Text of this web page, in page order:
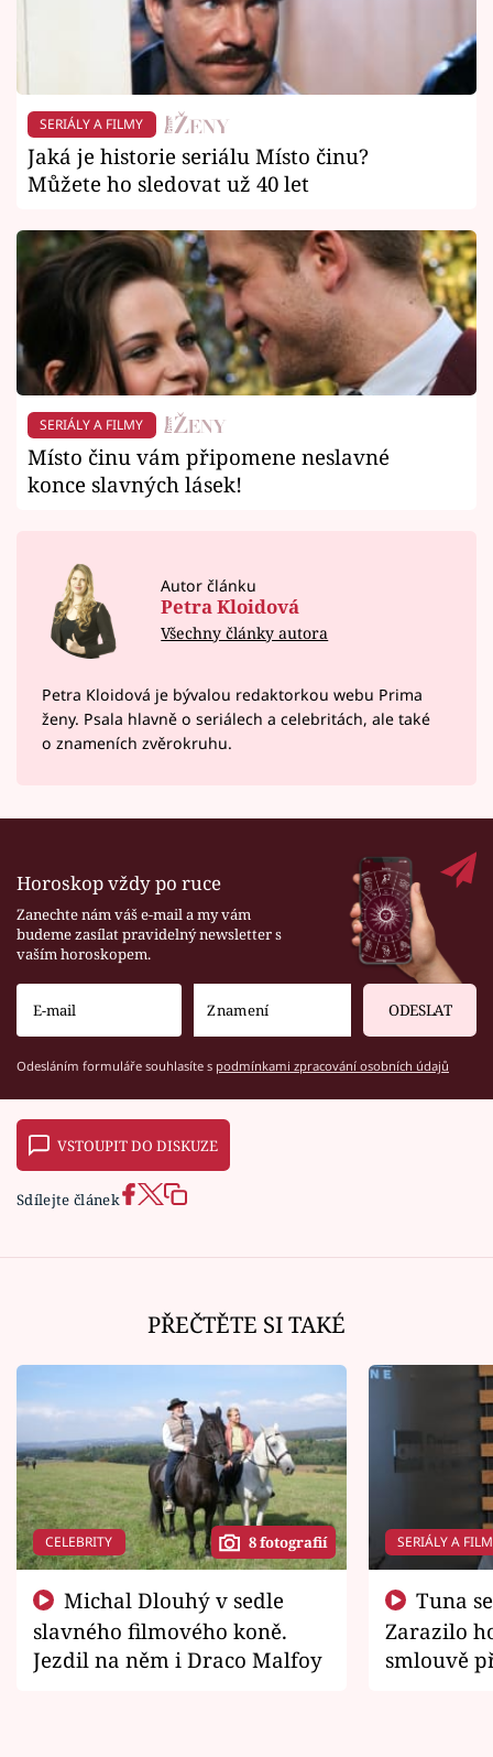
SERIÁLY A FILMY
Jaká je historie seriálu Místo činu?
Můžete ho sledovat už 40 let
SERIÁLY A FILMY
Místo činu vám připomene neslavné
konce slavných lásek!
Autor článku
Petra Kloidová
Všechny články autora
Petra Kloidová je bývalou redaktorkou webu Prima
ženy. Psala hlavně o seriálech a celebritách, ale také
o znameních zvěrokruhu.
Horoskop vždy po ruce
Zanechte nám váš e-mail a my vám
budeme zasílat pravidelný newsletter s
vaším horoskopem.
ODESLAT
Odesláním formuláře souhlasíte s podmínkami zpracování osobních údajů
VSTOUPIT DO DISKUZE
Sdílejte článek
PŘEČTĚTE SI TAKÉ
CELEBRITY 8 fotografií
slavného filmového koně.
Jezdil na něm i Draco Malfoy
SERIÁLY A
Zarazilo
smlouvě